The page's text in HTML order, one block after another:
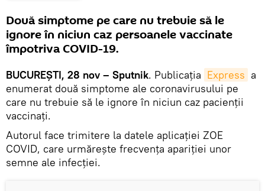
Două simptome pe care nu trebuie să le
ignore în niciun caz persoanele vaccinate
împotriva COVID-19.
BUCUREȘTI, 28 nov – Sputnik. Publicația Express a
enumerat două simptome ale coronavirusului pe
care nu trebuie să le ignore în niciun caz pacienții
vaccinați.
Autorul face trimitere la datele aplicației ZOE
COVID, care urmărește frecvența apariției unor
semne ale infecției.